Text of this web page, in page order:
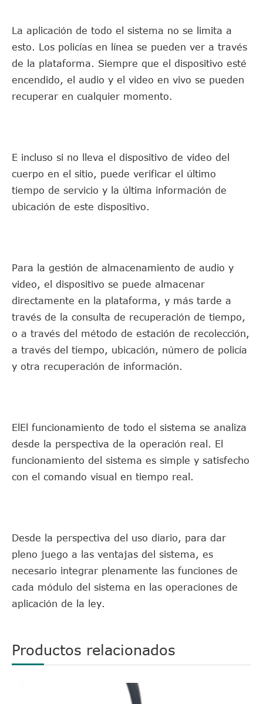
La aplicación de todo el sistema no se limita a
esto. Los policías en línea se pueden ver a través
de la plataforma. Siempre que el dispositivo esté
encendido, el audio y el video en vivo se pueden
recuperar en cualquier momento.
E incluso si no lleva el dispositivo de video del
cuerpo en el sitio, puede verificar el último
tiempo de servicio y la última información de
ubicación de este dispositivo.
Para la gestión de almacenamiento de audio y
video, el dispositivo se puede almacenar
directamente en la plataforma, y más tarde a
través de la consulta de recuperación de tiempo,
o a través del método de estación de recolección,
a través del tiempo, ubicación, número de policía
y otra recuperación de información.
ElEl funcionamiento de todo el sistema se analiza
desde la perspectiva de la operación real. El
funcionamiento del sistema es simple y satisfecho
con el comando visual en tiempo real.
Desde la perspectiva del uso diario, para dar
pleno juego a las ventajas del sistema, es
necesario integrar plenamente las funciones de
cada módulo del sistema en las operaciones de
aplicación de la ley.
Productos relacionados